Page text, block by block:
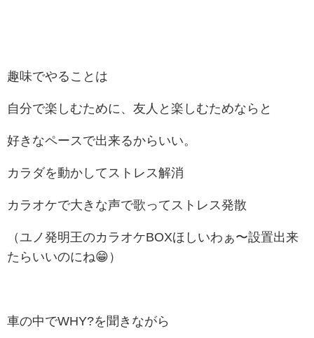
趣味でやることは
自分で楽しむために、友人と楽しむためならと
好きなペースで出来るからいい。
カラダを動かしてストレス解消
カラオケで大きな声で歌ってストレス発散
（ユノ発明王のカラオケBOXほしいわぁ〜設置出来
たらいいのにね😁）
車の中でWHY?を聞きながら